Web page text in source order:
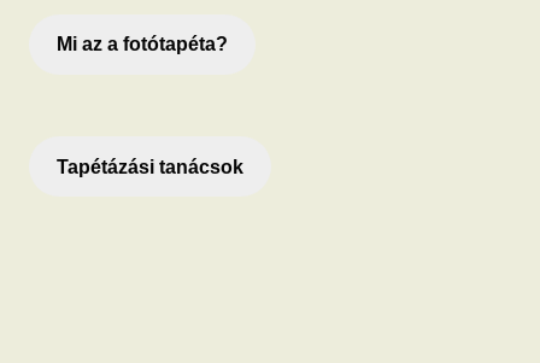
Mi az a fotótapéta?
Tapétázási tanácsok